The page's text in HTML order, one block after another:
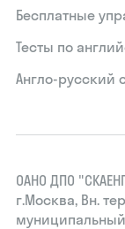
Бесплатные
Тесты по
Англо-русский
ОАНО ДПО
г.Москва, Вн.